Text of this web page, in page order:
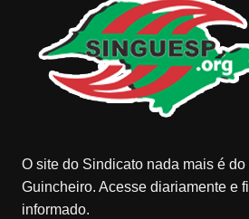
O site do Sindicato nada mais é
Guincheiro. Acesse diariamente e
informado.